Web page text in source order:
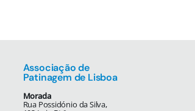
Associação de
Patinagem de Lisboa
Morada
Rua Possidónio da Silva,